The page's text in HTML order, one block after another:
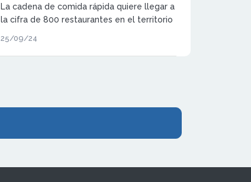
La cadena de comida rápida quiere llegar a
la cifra de 800 restaurantes en el territorio
25/09/24